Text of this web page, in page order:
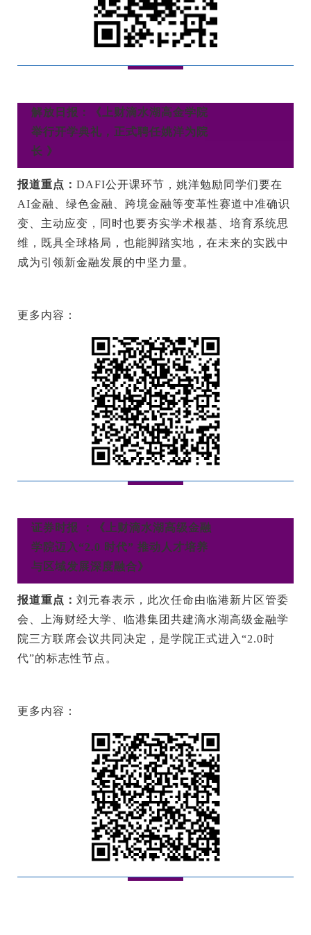
解放日报：《上财滴水湖高金学院
举行开学典礼，正式聘任姚洋为院
长 》
报道重点： DAFI公开课环节，姚洋勉励同学们要在
AI金融、绿色金融、跨境金融等变革性赛道中准确识
变、主动应变，同时也要夯实学术根基、培育系统思
维，既具全球格局，也能脚踏实地，在未来的实践中
成为引领新金融发展的中坚力量。
更多内容：
证券时报 ：《上财滴水湖高级金融
学院迈入“2.0 时代” 推动人才培养
与区域发展深度融合》
报道重点： 刘元春表示，此次任命由临港新片区管委
会、上海财经大学、临港集团共建滴水湖高级金融学
院三方联席会议共同决定，是学院正式进入“2.0时
代”的标志性节点。
更多内容：